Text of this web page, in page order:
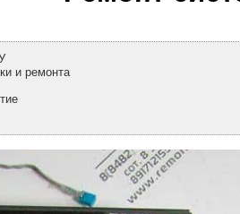
и ремонта